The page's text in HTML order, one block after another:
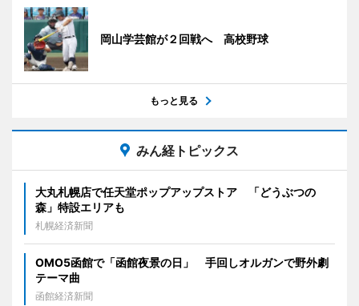
岡山学芸館が２回戦へ 高校野球
もっと見る
みん経トピックス
大丸札幌店で任天堂ポップアップストア 「どうぶつの
森」特設エリアも
札幌経済新聞
OMO5函館で「函館夜景の日」 手回しオルガンで野外劇
テーマ曲
函館経済新聞